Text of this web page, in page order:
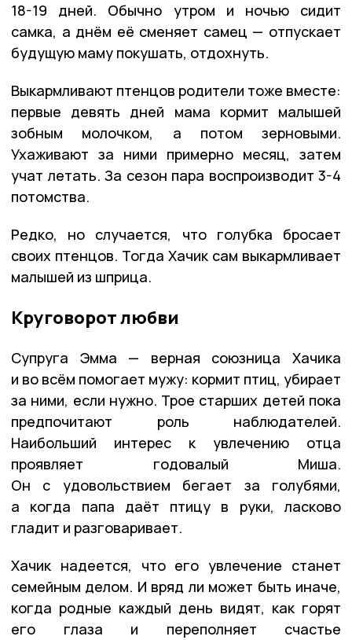
18-19 дней. Обычно утром и ночью сидит
самка, а днём её сменяет самец — отпускает
будущую маму покушать, отдохнуть.
Выкармливают птенцов родители тоже вместе:
первые девять дней мама кормит малышей
зобным молочком, а потом зерновыми.
Ухаживают за ними примерно месяц, затем
учат летать. За сезон пара воспроизводит 3-4
потомства.
Редко, но случается, что голубка бросает
своих птенцов. Тогда Хачик сам выкармливает
малышей из шприца.
Круговорот любви
Супруга Эмма — верная союзница Хачика
и во всём помогает мужу: кормит птиц, убирает
за ними, если нужно. Трое старших детей пока
предпочитают роль наблюдателей.
Наибольший интерес к увлечению отца
проявляет годовалый Миша.
Он с удовольствием бегает за голубями,
а когда папа даёт птицу в руки, ласково
гладит и разговаривает.
Хачик надеется, что его увлечение станет
семейным делом. И вряд ли может быть иначе,
когда родные каждый день видят, как горят
его глаза и переполняет счастье